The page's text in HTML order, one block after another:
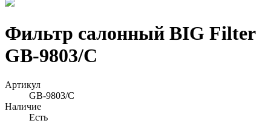
Фильтр салонный BIG Filter
GB-9803/C
Артикул
GB-9803/C
Наличие
Есть